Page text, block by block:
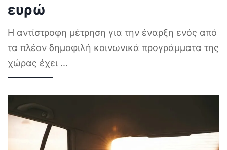
ευρώ
Η αντίστροφη μέτρηση για την έναρξη ενός από
τα πλέον δημοφιλή κοινωνικά προγράμματα της
χώρας έχει ...